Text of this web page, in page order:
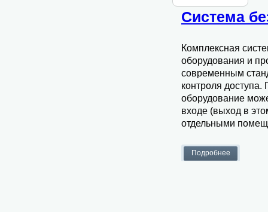
Cистема
Комплексная
оборудования и
современным
контроля
оборудование
входе (выход в
отдельными